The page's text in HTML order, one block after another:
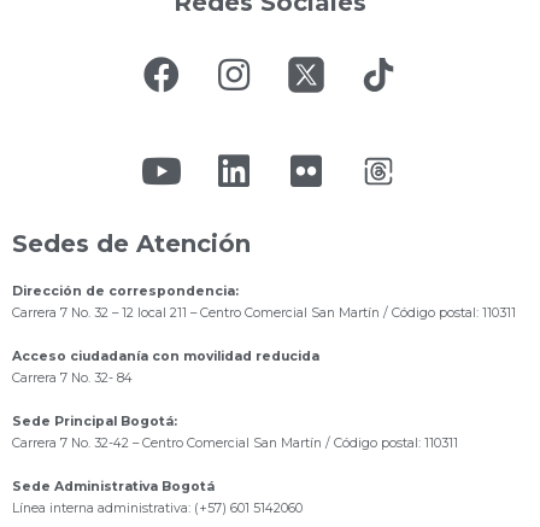
Sedes de Atención
Dirección de correspondencia:
Carrera 7 No. 32 – 12 local 211 – Centro Comercial San Martín / Código postal: 110311
Acceso ciudadanía con movilidad reducida
Carrera 7 No. 32- 84
Sede Principal Bogotá:
Carrera 7 No. 32-42 – Centro Comercial San Martín / Código postal: 110311
Sede Administrativa Bogotá
Línea interna administrativa: (+57) 601 5142060